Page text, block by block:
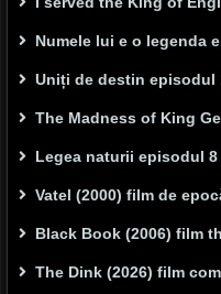
Numele lui e o legenda
Uniți de destin episodul
The Madness of King
Legea naturii episodul
Vatel (2000) film de
Black Book (2006) film
The Dink (2026) film